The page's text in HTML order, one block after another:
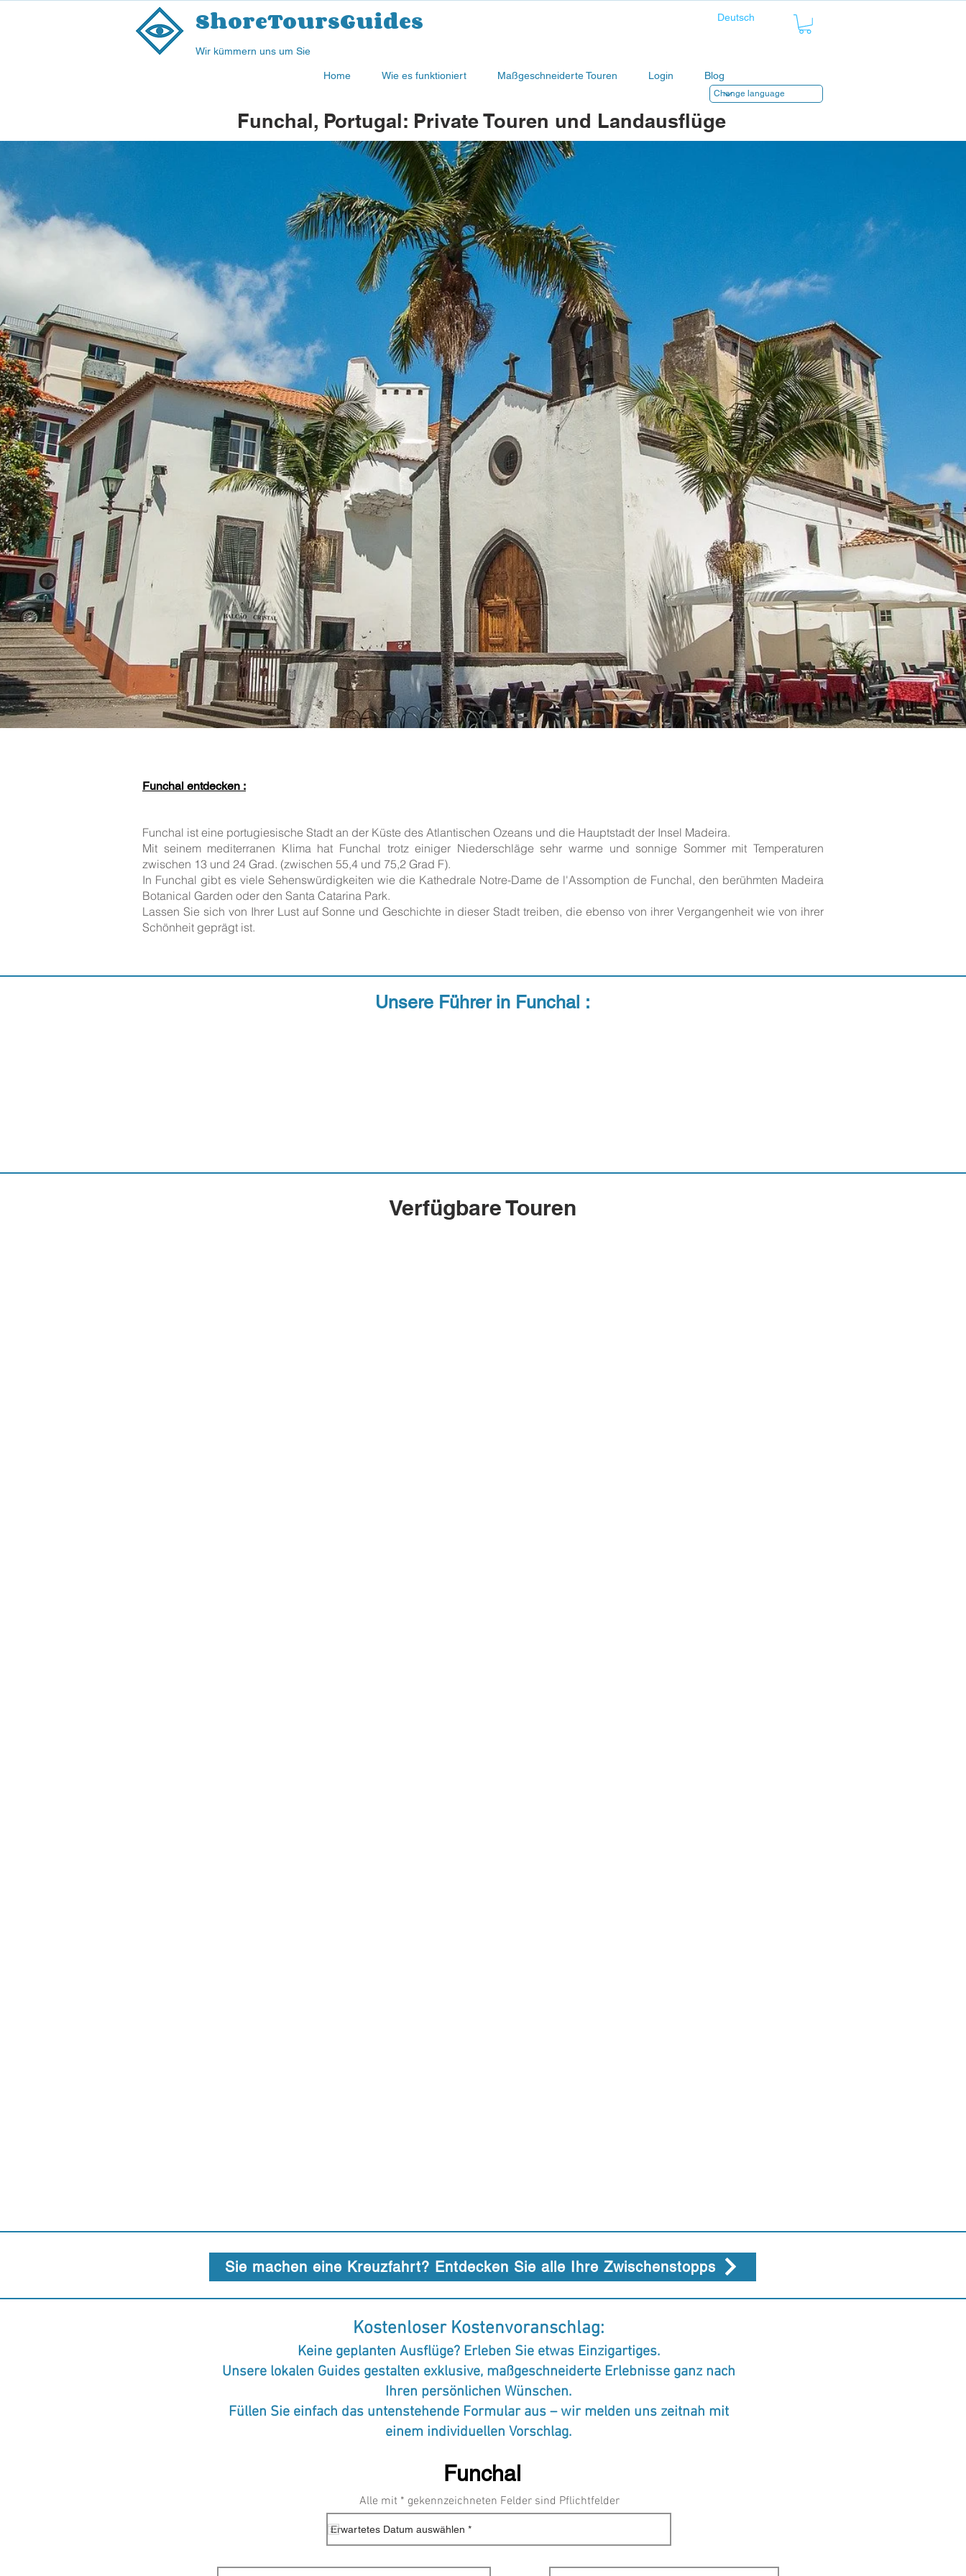
ShoreToursGuides
Wir kümmern uns um Sie
Home Wie es funktioniert Maßgeschneiderte Touren Login Blog
Funchal, Portugal: Private Touren und Landausflüge
Funchal entdecken :
Funchal ist eine portugiesische Stadt an der Küste des Atlantischen Ozeans und die Hauptstadt der Insel Madeira.
Mit seinem mediterranen Klima hat Funchal trotz einiger Niederschläge sehr warme und sonnige Sommer mit Temperaturen
zwischen 13 und 24 Grad. (zwischen 55,4 und 75,2 Grad F).
In Funchal gibt es viele Sehenswürdigkeiten wie die Kathedrale Notre-Dame de l'Assomption de Funchal, den berühmten Madeira
Botanical Garden oder den Santa Catarina Park.
Lassen Sie sich von Ihrer Lust auf Sonne und Geschichte in dieser Stadt treiben, die ebenso von ihrer Vergangenheit wie von ihrer
Schönheit geprägt ist.
Unsere Führer in Funchal :
Verfügbare Touren
Sie machen eine Kreuzfahrt? Entdecken Sie alle Ihre Zwischenstopps
Kostenloser Kostenvoranschlag:
Keine geplanten Ausflüge? Erleben Sie etwas Einzigartiges.
Unsere lokalen Guides gestalten exklusive, maßgeschneiderte Erlebnisse ganz nach
Ihren persönlichen Wünschen.
Füllen Sie einfach das untenstehende Formular aus – wir melden uns zeitnah mit
einem individuellen Vorschlag.
Alle mit * gekennzeichneten Felder sind Pflichtfelder